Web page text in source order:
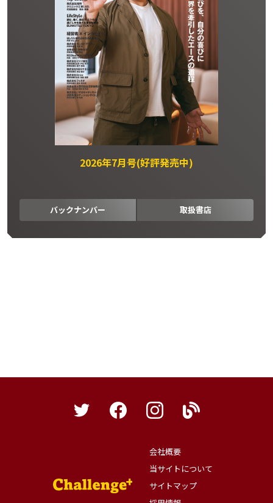
2026年7月号(好評発売中)
バックナンバー 取扱書店
会社概要
当サイトについて
サイトマップ